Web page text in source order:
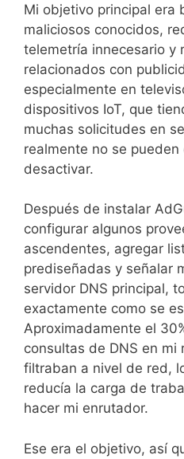
Mi objetivo principal era
maliciosos conocidos,
telemetría innecesario y
relacionados con
especialmente en
dispositivos IoT, que
muchas solicitudes en
realmente no se pueden
desactivar.
Después de instalar
configurar algunos
ascendentes, agregar
prediseñadas y señalar
servidor DNS principal,
exactamente como se
Aproximadamente el
consultas de DNS en mi
filtraban a nivel de red,
reducía la carga de
hacer mi enrutador.
Ese era el objetivo, así